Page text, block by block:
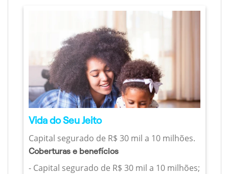
Vida do Seu Jeito
Capital segurado de R$ 30 mil a 10 milhões.
Coberturas e benefícios
- Capital segurado de R$ 30 mil a 10 milhões;